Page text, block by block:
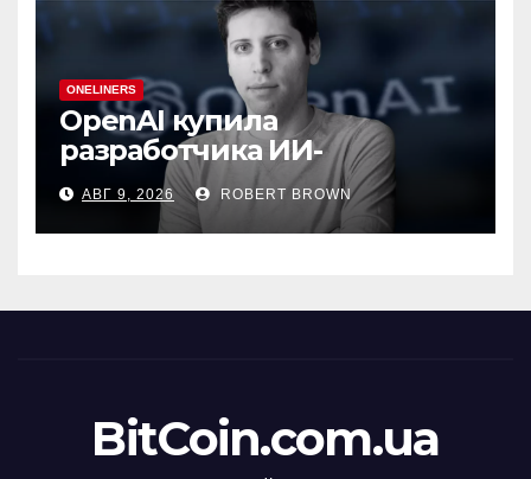
ONELINERS
OpenAI купила
разработчика ИИ-
генератора презентаций
NextSlide
АВГ 9, 2026 ROBERT BROWN
BitCoin.com.ua